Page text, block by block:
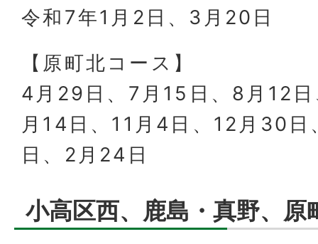
令和7年1月2日、3月20日
【原町北コース】
4月29日、7月15日、8月12
月14日、11月4日、12月30
日、2月24日
小高区西、鹿島・真野、原